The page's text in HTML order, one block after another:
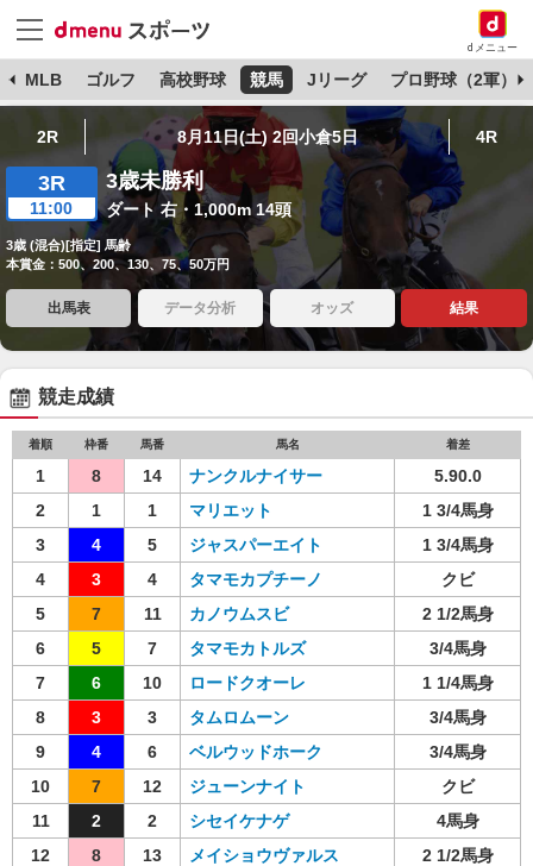
dメニュー
MLB ゴルフ 高校野球 競馬 Jリーグ プロ野球（2軍）
2R 8月11日(土) 2回小倉5日 4R
3R
11:00
3歳未勝利
ダート 右・1,000m 14頭
3歳 (混合)[指定] 馬齢
本賞金：500、200、130、75、50万円
出馬表 データ分析 オッズ 結果
競走成績
着順 枠番 馬番 馬名 着差
1 8 14 ナンクルナイサー
5.90.0
2
1 1 マリエット
1 3/4馬身
3
4 5 ジャスパーエイト
1 3/4馬身
4
3 4 タマモカプチーノ
クビ
5
7 11 カノウムスビ
2 1/2馬身
6
5 7 タマモカトルズ
3/4馬身
7
6 10 ロードクオーレ
1 1/4馬身
8
3 3 タムロムーン
3/4馬身
9
4 6 ベルウッドホーク
3/4馬身
10
7 12 ジューンナイト
クビ
11
2 2 シセイケナゲ
4馬身
12
8 13 メイショウヴァルス
2 1/2馬身